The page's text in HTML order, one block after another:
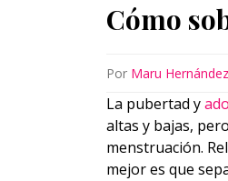
Cómo
Por Maru Hernández
La pubertad y
altas y bajas,
menstruación.
mejor es que